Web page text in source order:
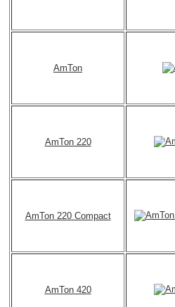
AmTon
AmTon 220
AmTon 220 Compact
AmTon 420